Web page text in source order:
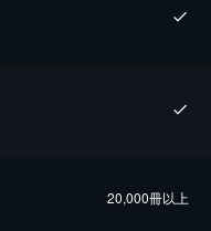
20,000冊以上